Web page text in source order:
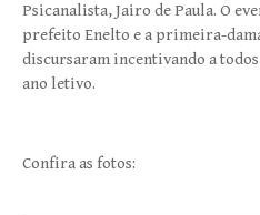
Psicanalista, Jairo de Paula. O
prefeito Enelto e a primeira-
discursaram incentivando a
ano letivo.
Confira as fotos: